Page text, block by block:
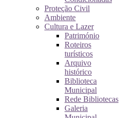
Proteção Civil
Ambiente
Cultura e Lazer
Património
Roteiros
turísticos
Arquivo
histórico
Biblioteca
Municipal
Rede Bibliotecas
Galeria